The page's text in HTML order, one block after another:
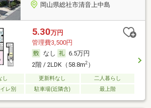
岡山県総社市清音上中島
5.30万円
管理費3,500円
なし
6.5万円
2階 / 2LDK（58.8m2）
し 更新料なし
二人暮らし
レ別
駐車場(近隣含) 最上階